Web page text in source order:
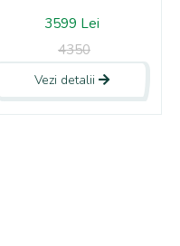
3599 Lei
4350
Vezi detalii